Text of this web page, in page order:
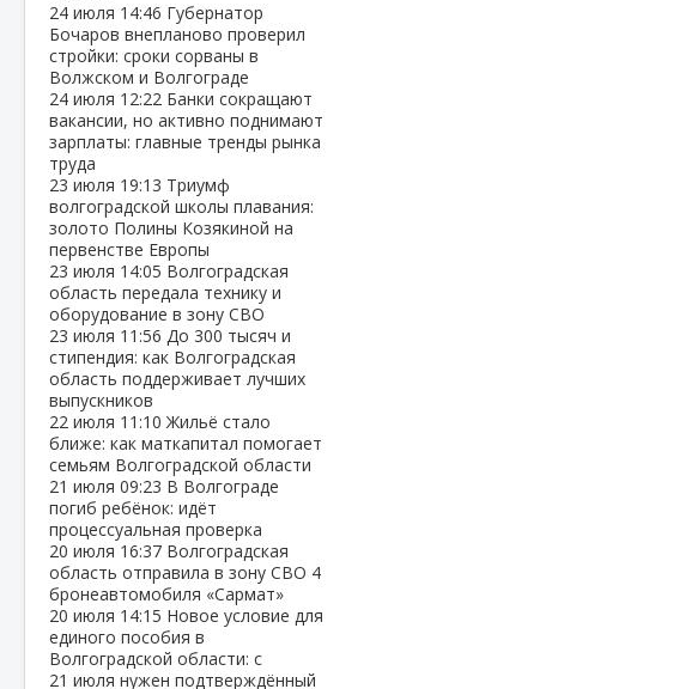
24 июля 14:46 Губернатор
Бочаров внепланово проверил
стройки: сроки сорваны в
Волжском и Волгограде
24 июля 12:22 Банки сокращают
вакансии, но активно поднимают
зарплаты: главные тренды рынка
труда
23 июля 19:13 Триумф
волгоградской школы плавания:
золото Полины Козякиной на
первенстве Европы
23 июля 14:05 Волгоградская
область передала технику и
оборудование в зону СВО
23 июля 11:56 До 300 тысяч и
стипендия: как Волгоградская
область поддерживает лучших
выпускников
22 июля 11:10Жильё стало
ближе: как маткапитал помогает
семьям Волгоградской области
21 июля 09:23 В Волгограде
погиб ребёнок: идёт
процессуальная проверка
20 июля 16:37 Волгоградская
область отправила в зону СВО 4
бронеавтомобиля «Сармат»
20 июля 14:15 Новое условие для
единого пособия в
Волгоградской области: с
21 июля нужен подтверждённый